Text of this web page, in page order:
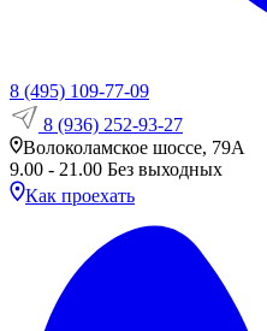
8 (495) 109-77-09
8 (936) 252-93-27
Волоколамское шоссе, 79А
9.00 - 21.00 Без выходных
Как проехать